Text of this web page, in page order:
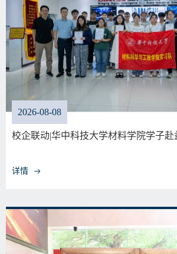
2026-08-08
校企联动|华中科技大学材料学院学子
详情